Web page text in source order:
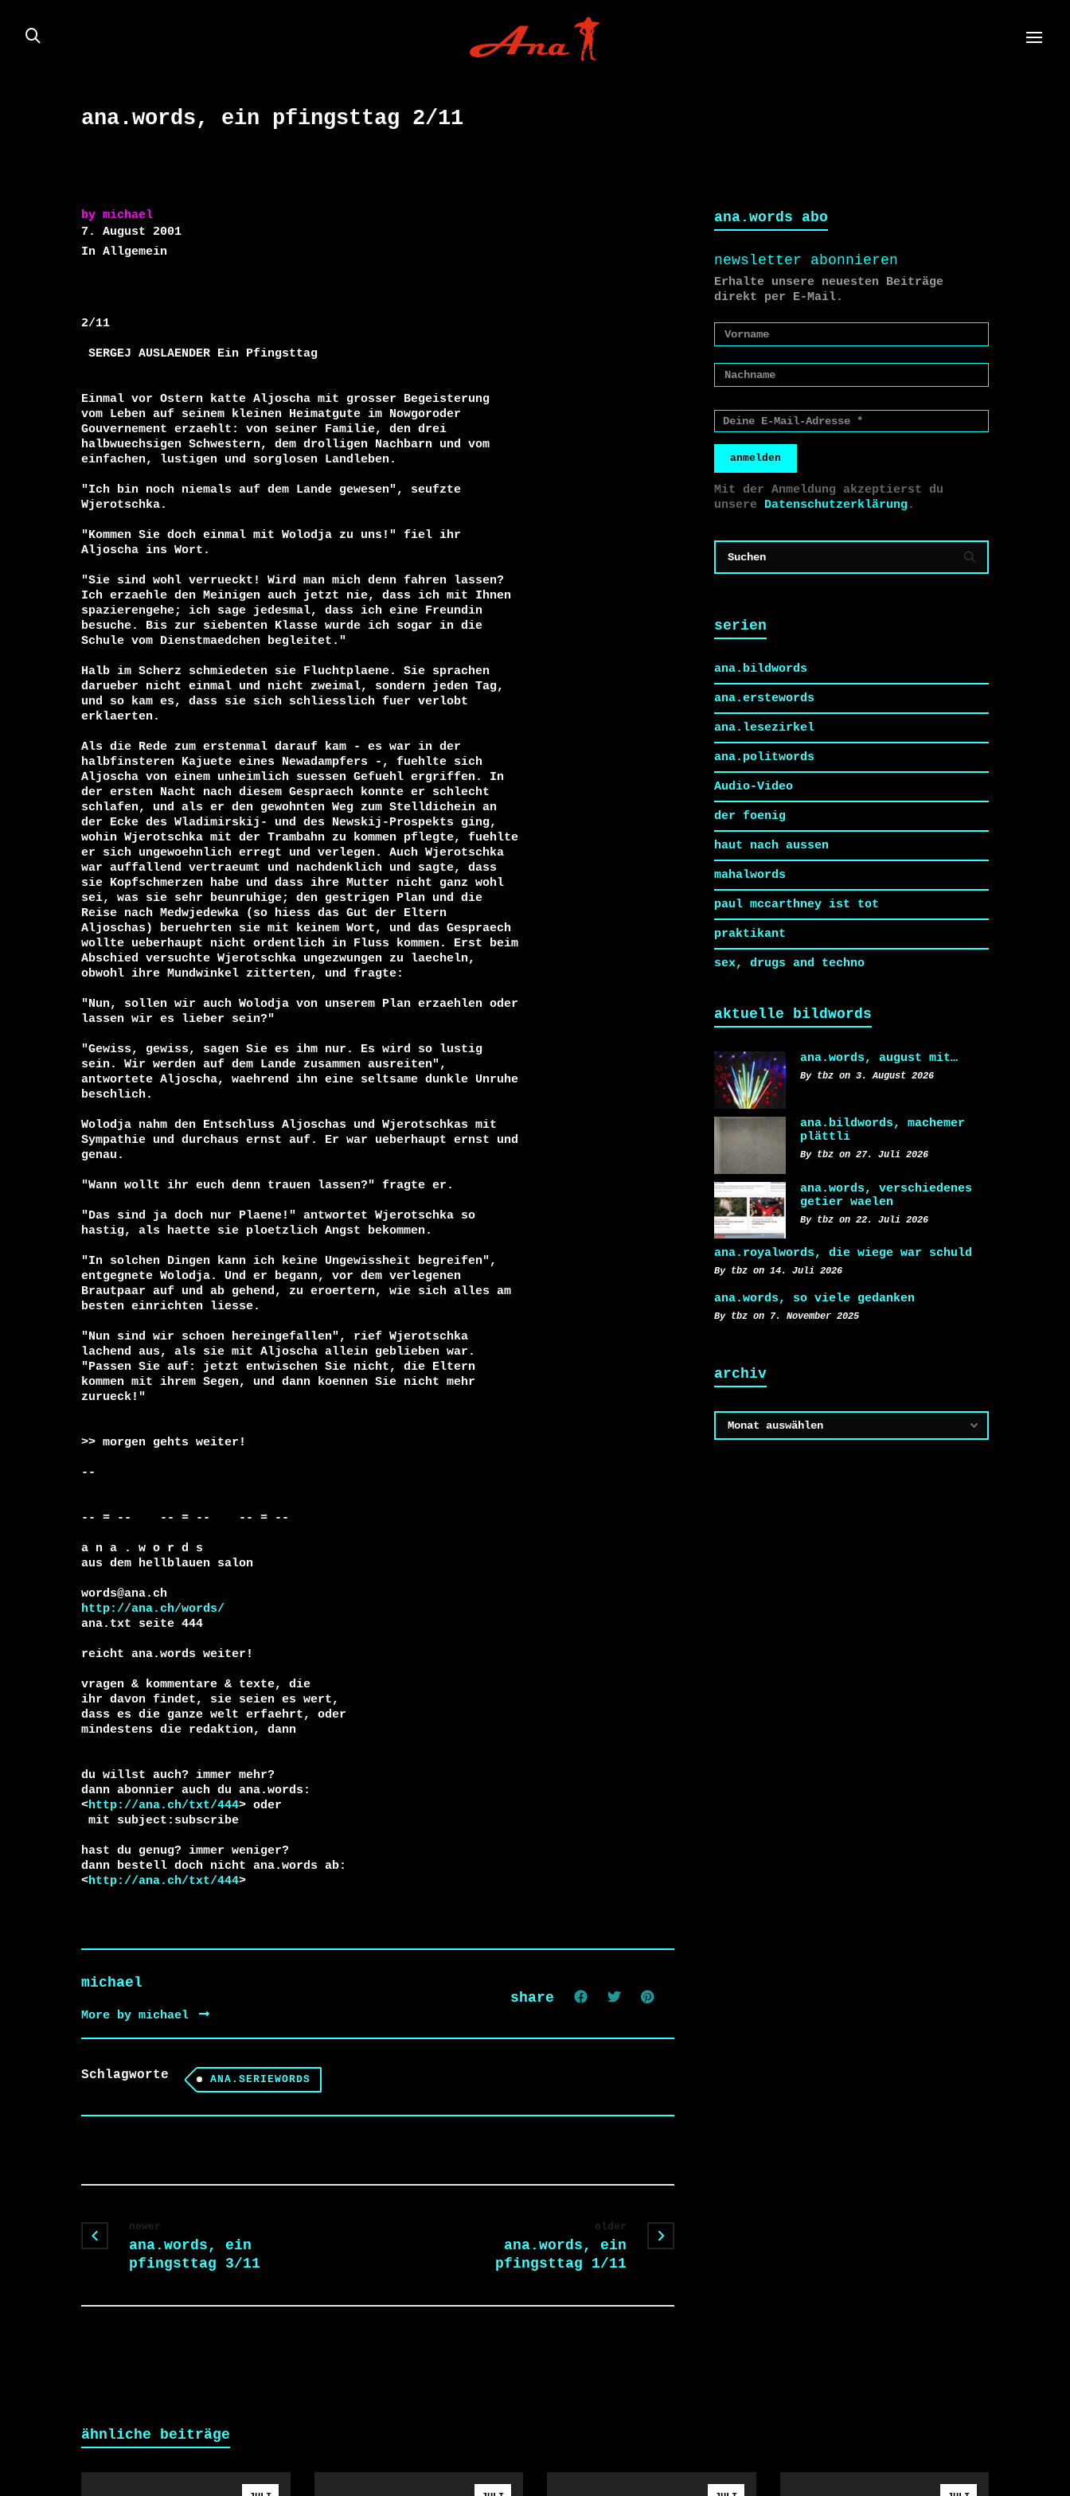
ana.words, ein pfingsttag 2/11
by michael
7. August 2001
In Allgemein
2/11
Einmal vor Ostern katte Aljoscha mit grosser Begeisterung
vom Leben auf seinem kleinen Heimatgute im Nowgoroder
Gouvernement erzaehlt: von seiner Familie, den drei
halbwuechsigen Schwestern, dem drolligen Nachbarn und vom
einfachen, lustigen und sorglosen Landleben.
"Ich bin noch niemals auf dem Lande gewesen", seufzte
Wjerotschka.
"Kommen Sie doch einmal mit Wolodja zu uns!" fiel ihr
Aljoscha ins Wort.
"Sie sind wohl verrueckt! Wird man mich denn fahren lassen?
Ich erzaehle den Meinigen auch jetzt nie, dass ich mit Ihnen
spazierengehe; ich sage jedesmal, dass ich eine Freundin
besuche. Bis zur siebenten Klasse wurde ich sogar in die
Schule vom Dienstmaedchen begleitet."
Halb im Scherz schmiedeten sie Fluchtplaene. Sie sprachen
darueber nicht einmal und nicht zweimal, sondern jeden Tag,
und so kam es, dass sie sich schliesslich fuer verlobt
erklaerten.
Als die Rede zum erstenmal darauf kam - es war in der
halbfinsteren Kajuete eines Newadampfers -, fuehlte sich
Aljoscha von einem unheimlich suessen Gefuehl ergriffen. In
der ersten Nacht nach diesem Gespraech konnte er schlecht
schlafen, und als er den gewohnten Weg zum Stelldichein an
der Ecke des Wladimirskij- und des Newskij-Prospekts ging,
wohin Wjerotschka mit der Trambahn zu kommen pflegte, fuehlte
er sich ungewoehnlich erregt und verlegen. Auch Wjerotschka
war auffallend vertraeumt und nachdenklich und sagte, dass
sie Kopfschmerzen habe und dass ihre Mutter nicht ganz wohl
sei, was sie sehr beunruhige; den gestrigen Plan und die
Reise nach Medwjedewka (so hiess das Gut der Eltern
Aljoschas) beruehrten sie mit keinem Wort, und das Gespraech
wollte ueberhaupt nicht ordentlich in Fluss kommen. Erst beim
Abschied versuchte Wjerotschka ungezwungen zu laecheln,
obwohl ihre Mundwinkel zitterten, und fragte:
"Nun, sollen wir auch Wolodja von unserem Plan erzaehlen oder
lassen wir es lieber sein?"
"Gewiss, gewiss, sagen Sie es ihm nur. Es wird so lustig
sein. Wir werden auf dem Lande zusammen ausreiten",
antwortete Aljoscha, waehrend ihn eine seltsame dunkle Unruhe
beschlich.
Wolodja nahm den Entschluss Aljoschas und Wjerotschkas mit
Sympathie und durchaus ernst auf. Er war ueberhaupt ernst und
genau.
"Wann wollt ihr euch denn trauen lassen?" fragte er.
"Das sind ja doch nur Plaene!" antwortet Wjerotschka so
hastig, als haette sie ploetzlich Angst bekommen.
"In solchen Dingen kann ich keine Ungewissheit begreifen",
entgegnete Wolodja. Und er begann, vor dem verlegenen
Brautpaar auf und ab gehend, zu eroertern, wie sich alles am
besten einrichten liesse.
"Nun sind wir schoen hereingefallen", rief Wjerotschka
lachend aus, als sie mit Aljoscha allein geblieben war.
"Passen Sie auf: jetzt entwischen Sie nicht, die Eltern
kommen mit ihrem Segen, und dann koennen Sie nicht mehr
zurueck!"
>> morgen gehts weiter!
--
-- = --    -- = --    -- = --
a n a . w o r d s
aus dem hellblauen salon
http://ana.ch/words/
ana.txt seite 444
reicht ana.words weiter!
vragen & kommentare & texte, die
ihr davon findet, sie seien es wert,
dass es die ganze welt erfaehrt, oder
du willst auch? immer mehr?
dann abonnier auch du ana.words:
<http://ana.ch/txt/444
hast du genug? immer weniger?
dann bestell doch nicht ana.words ab:
<http://ana.ch/txt/444>
michael
More by michael
share
Schlagworte ANA.SERIEWORDS
newer
ana.words, ein
pfingsttag 3/11
older
ana.words, ein
pfingsttag 1/11
ana.words abo
newsletter abonnieren
Erhalte unsere neuesten Beiträge
direkt per E-Mail.
anmelden
Mit der Anmeldung akzeptierst du
unsere Datenschutzerklärung.
serien
ana.bildwords
ana.erstewords
ana.lesezirkel
ana.politwords
Audio-Video
der foenig
haut nach aussen
mahalwords
paul mccarthney ist tot
praktikant
sex, drugs and techno
aktuelle bildwords
ana.words, august mit…
By tbz on 3. August 2026
ana.bildwords, machemer
plättli
By tbz on 27. Juli 2026
ana.words, verschiedenes
getier waelen
By tbz on 22. Juli 2026
ana.royalwords, die wiege war schuld
By tbz on 14. Juli 2026
ana.words, so viele gedanken
By tbz on 7. November 2025
archiv
ähnliche beiträge